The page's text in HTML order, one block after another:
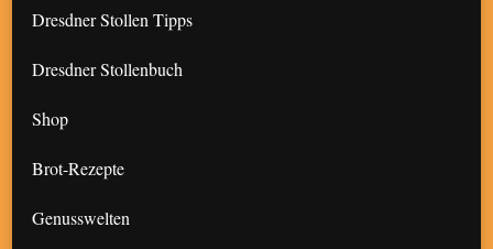
Dresdner Stollen Tipps
Dresdner Stollenbuch
Shop
Brot-Rezepte
Genusswelten